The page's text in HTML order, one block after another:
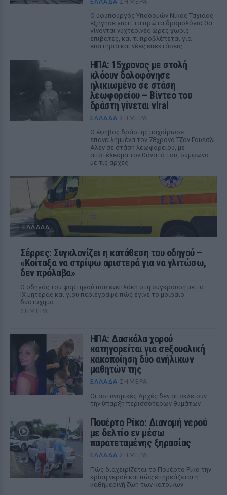
Ο υφυπουργός Υποδομών Νίκος Ταχιάος
εξήγησε γιατί τα πρώτα δρομολόγια θα
γίνονται νυχτερινές ώρες χωρίς
επιβάτες, και τι προβλέπεται για
εισιτήρια και νέες επεκτάσεις.
ΗΠΑ: 15χρονος με στολή
κλόουν δολοφόνησε
ηλικιωμένο σε στάση
λεωφορείου – Βίντεο του
δράστη γίνεται viral
ΕΛΛΆΔΑ ΣΉΜΕΡΑ
Ο έφηβος δράστης μαχαίρωσε
επανειλημμένα τον 78χρονο Τζον Γουέσλι
Αλεν σε στάση λεωφορείου, με
αποτέλεσμα τον θάνατό του, σύμφωνα
με τις αρχές
ΕΛΛΆΔΑ
Σέρρες: Συγκλονίζει η κατάθεση του οδηγού –
«Κοίταξα να στρίψω αριστερά για να γλιτώσω,
δεν πρόλαβα»
Ο οδηγός του φορτηγού που ενεπλάκη στη σύγκρουση με το
ΙΧ μητέρας και γιου περιέγραψε πώς έγινε το μοιραίο
δυστύχημα.
ΣΉΜΕΡΑ
ΗΠΑ: Δασκάλα χορού
κατηγορείται για σeξουαλική
κακοποίηση δύο ανήλικων
μαθητών της
ΕΛΛΆΔΑ ΣΉΜΕΡΑ
Οι αστυνομικές Αρχές δεν αποκλείουν
την ύπαρξη περισσότερων θυμάτων
Πουέρτο Ρίκο: Διανομή νερού
με δελτίο εν μέσω
παρατεταμένης ξηρασίας
ΕΛΛΆΔΑ ΣΉΜΕΡΑ
Πώς διαχειρίζεται το Πουέρτο Ρίκο την
κρίση νερού και πώς επηρεάζεται η
καθημερινή ζωή των κατοίκων